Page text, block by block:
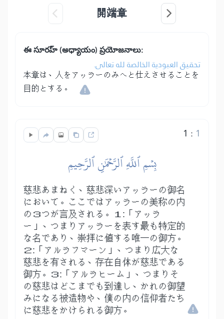
開端章
ఈ సూరహ్ (అధ్యాయం) ప్రయోజనాలు:
تحقيق العبودية الخالصة لله تعالى.
本章は、人をアッラーのみへと仕えさせることを
目的とする。
1 : 1
بِسۡمِ ٱللَّهِ ٱلرَّحۡمَٰنِ ٱلرَّحِيمِ
慈悲あまねく、慈悲深いアッラーの御名
において。ここではアッラーの美称の内
の３つが言及される。１:「アッラ
ー」、つまりアッラーを表す最も特定的
な名であり、崇拝に値する唯一の御方。
２:「アルラフマーン」、つまり広大な
慈悲を有される、存在自体が慈悲である
御方。３:「アルラヒーム」、つまりそ
の慈悲はどこまでも到達し、かれの御望
みになる被造物や、僕の内の信仰者たち
に慈悲をかけられる御方。